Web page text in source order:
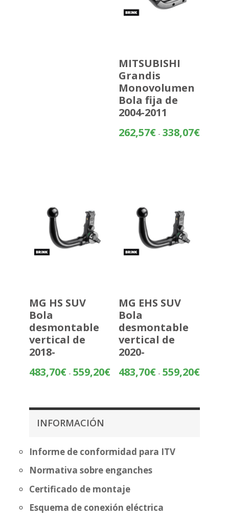
MITSUBISHI
Grandis
Monovolumen
Bola fija de
2004-2011
262,57€ - 338,07€Rango
MG HS SUV
Bola
desmontable
vertical de
2018-
483,70€ - 559,20€Rango
MG EHS SUV
Bola
desmontable
vertical de
2020-
483,70€ - 559,20€Rango
INFORMACIÓN
Informe de conformidad para ITV
Normativa sobre enganches
Certificado de montaje
Esquema de conexión eléctrica